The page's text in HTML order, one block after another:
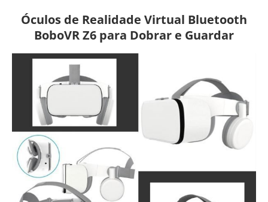
Óculos de Realidade Virtual Bluetooth
BoboVR Z6 para Dobrar e Guardar